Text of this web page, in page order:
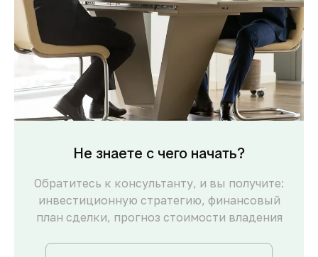
Не знаете с чего начать?
Обратитесь к консультанту, и вы получите:
инвестиционную стратегию, финансовый
план сделки, прогноз стоимости владения